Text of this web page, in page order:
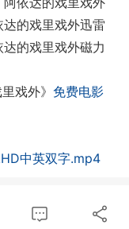
的戏里戏外迅雷
达的戏里戏外磁力
戏外》 免费电影
中英双字.mp4